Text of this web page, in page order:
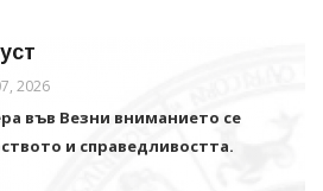
2026
във Везни вниманието се
и справедливостта.